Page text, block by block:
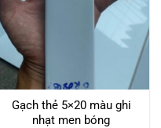
Gạch thẻ 5×20 màu ghi
nhạt men bóng